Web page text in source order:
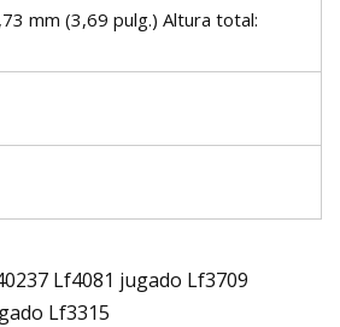
mm (3,69 pulg.) Altura total:
Lf4081 jugado Lf3709
Lf3315